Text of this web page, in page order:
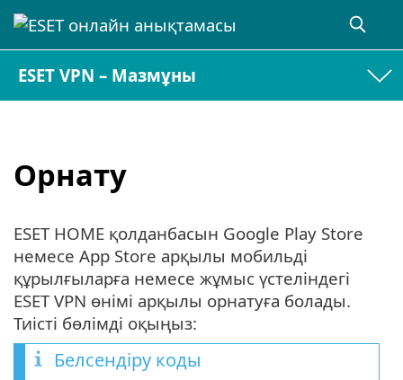
ESET VPN – Мазмұны
Орнату
ESET HOME қолданбасын Google Play Store
немесе App Store арқылы мобильді
құрылғыларға немесе жұмыс үстеліндегі
ESET VPN өнімі арқылы орнатуға болады.
Тиісті бөлімді оқыңыз:
Белсендіру коды